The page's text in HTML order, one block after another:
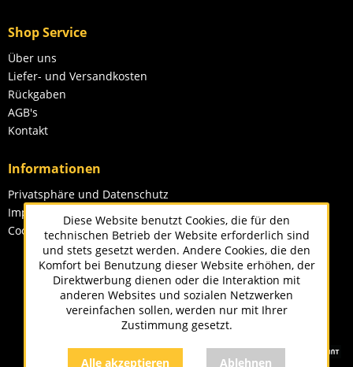
Shop Service
Über uns
Liefer- und Versandkosten
Rückgaben
AGB's
Kontakt
Informationen
Privatsphäre und Datenschutz
Impressum
Cookie-Einstellungen
Diese Website benutzt Cookies, die für den
technischen Betrieb der Website erforderlich sind
und stets gesetzt werden. Andere Cookies, die den
Komfort bei Benutzung dieser Website erhöhen, der
Direktwerbung dienen oder die Interaktion mit
anderen Websites und sozialen Netzwerken
vereinfachen sollen, werden nur mit Ihrer
Zustimmung gesetzt.
Alle akzeptieren Ablehnen